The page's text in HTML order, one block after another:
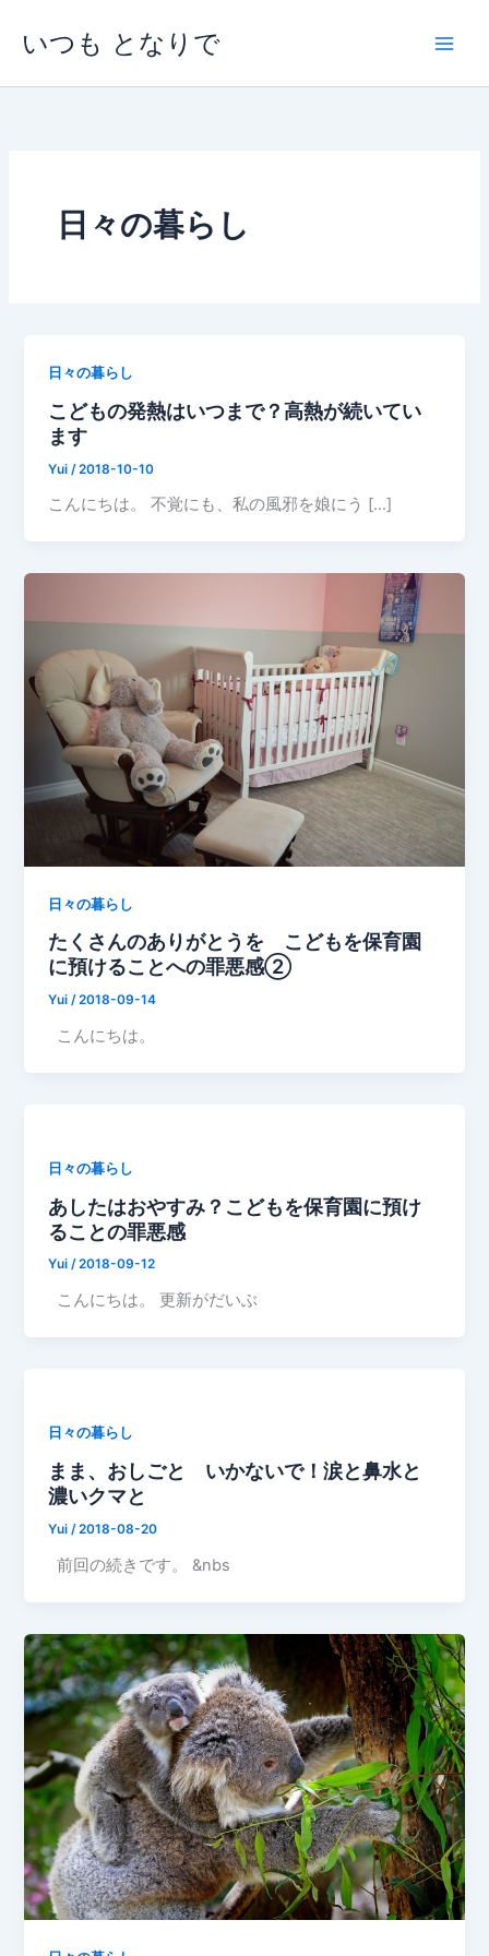
ス
いつも となりで
日々の暮らし
日々の暮らし
こどもの発熱はいつまで？高熱が続いてい
ます
Yui /2018-10-10
こんにちは。 不覚にも、私の風邪を娘にう […]
日々の暮らし
たくさんのありがとうを こどもを保育園
に預けることへの罪悪感②
Yui/2018-09-14
こんにちは。
日々の暮らし
あしたはおやすみ？こどもを保育園に預け
ることの罪悪感
Yui/2018-09-12
こんにちは。 更新がだいぶ
日々の暮らし
まま、おしごと いかないで！涙と鼻水と
濃いクマと
Yui/2018-08-20
前回の続きです。 &nbs